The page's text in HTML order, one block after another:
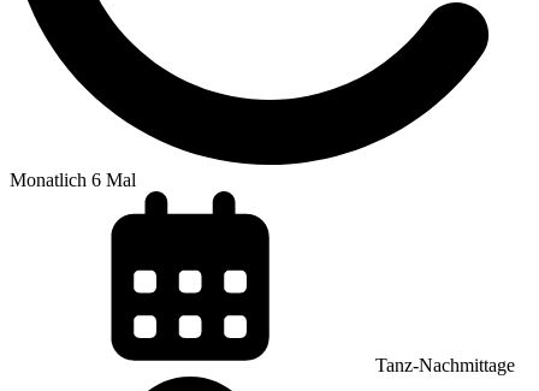
Monatlich 6 Mal
Tanz-Nachmittage